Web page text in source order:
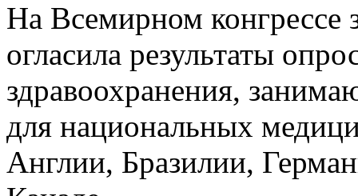
На Всемирном конгрессе
огласила результаты
здравоохранения,
для национальных
Англии, Бразилии,